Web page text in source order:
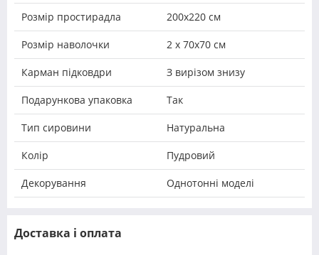
Розмір простирадла 200х220 см
Розмір наволочки 2 х 70х70 см
Карман підковдри З вирізом знизу
Подарункова упаковка Так
Тип сировини Натуральна
Колір Пудровий
Декорування Однотонні моделі
Доставка і оплата